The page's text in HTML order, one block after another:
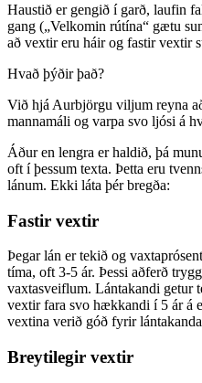
Haustið er gengið í garð, laufin
gang („Velkomin rútína“ gætu
að vextir eru háir og fastir vextir
Hvað þýðir það?
Við hjá Aurbjörgu viljum reyna
mannamáli og varpa svo ljósi á
Áður en lengra er haldið, þá
oft í þessum texta. Þetta eru
lánum. Ekki láta þér bregða:
Fastir vextir
Þegar lán er tekið og
tíma, oft 3-5 ár. Þessi aðferð
vaxtasveiflum. Lántakandi getur
vextir fara svo hækkandi í 5 ár á
vextina verið góð fyrir
Breytilegir vextir